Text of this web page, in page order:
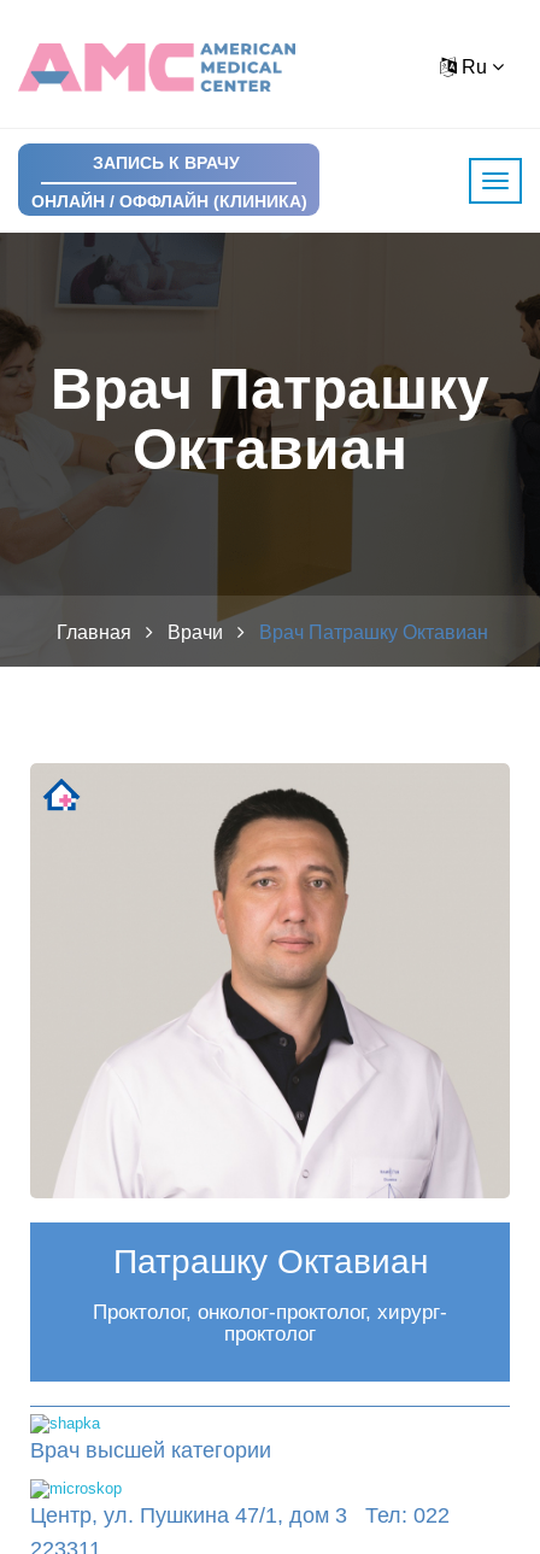
Ru
ЗАПИСЬ К ВРАЧУ
ОНЛАЙН / ОФФЛАЙН (КЛИНИКА)
Врач Патрашку
Октавиан
Главная Врачи Врач Патрашку Октавиан
Патрашку Октавиан
Проктолог, онколог-проктолог, хирург-
проктолог
Врач высшей категории
Центр, ул. Пушкина 47/1, дом 3 Тел: 022